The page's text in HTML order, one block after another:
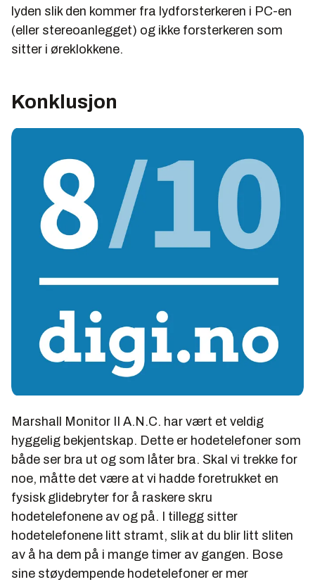
lyden slik den kommer fra lydforsterkeren i PC-en
(eller stereoanlegget) og ikke forsterkeren som
sitter i øreklokkene.
Konklusjon
Marshall Monitor II A.N.C. har vært et veldig
hyggelig bekjentskap. Dette er hodetelefoner som
både ser bra ut og som låter bra. Skal vi trekke for
noe, måtte det være at vi hadde foretrukket en
fysisk glidebryter for å raskere skru
hodetelefonene av og på. I tillegg sitter
hodetelefonene litt stramt, slik at du blir litt sliten
av å ha dem på i mange timer av gangen. Bose
sine støydempende hodetelefoner er mer